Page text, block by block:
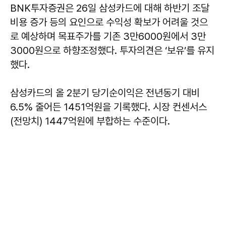
BNK투자증권은 26일 삼성카드에 대해 하반기 조달
비용 증가 등의 요인으로 수익성 확보가 어려울 것으
로 예상하며 목표주가를 기존 3만6000원에서 3만
3000원으로 하향조정했다. 투자의견은 ‘보유’를 유지
했다.
삼성카드의 올 2분기 당기순이익은 전년동기 대비
6.5% 줄어든 1451억원을 기록했다. 시장 컨센서스
(전망치) 1447억원에 부합하는 수준이다.